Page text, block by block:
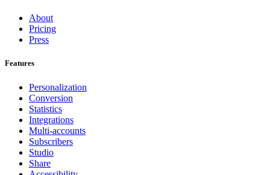
About
Pricing
Press
Features
Personalization
Conversion
Statistics
Integrations
Multi-accounts
Subscribers
Studio
Share